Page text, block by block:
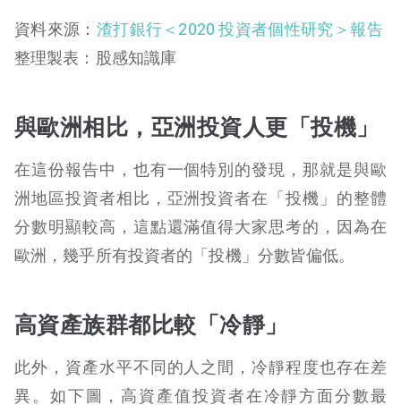
資料來源： 渣打銀行＜2020 投資者個性研究＞報告
整理製表：股感知識庫
與歐洲相比，亞洲投資人更「投機」
在這份報告中，也有一個特別的發現，那就是與歐
洲地區投資者相比，亞洲投資者在「投機」的整體
分數明顯較高，這點還滿值得大家思考的，因為在
歐洲，幾乎所有投資者的「投機」分數皆偏低。
高資產族群都比較「冷靜」
此外，資產水平不同的人之間，冷靜程度也存在差
異。如下圖，高資產值投資者在冷靜方面分數最